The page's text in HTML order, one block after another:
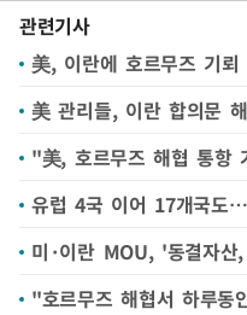
관련기사
美 관리들, 이란 합의문
유럽 4국 이어 17개국도
"호르무즈 해협서 하루